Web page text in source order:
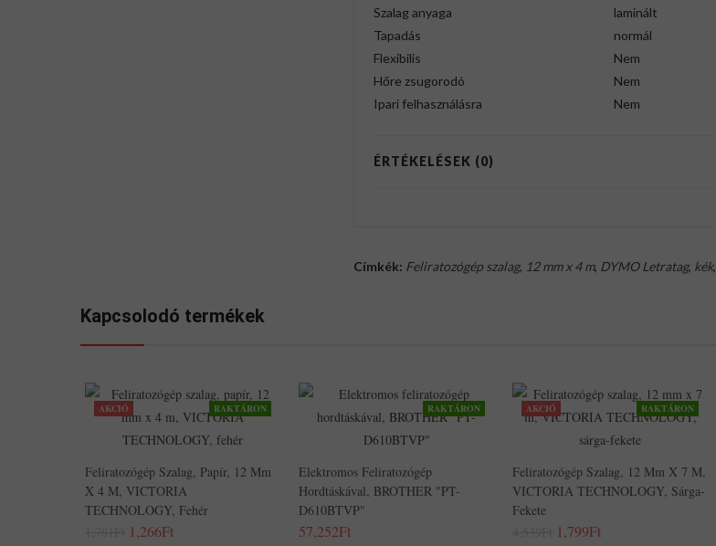
Szalag anyaga
laminált
Tapadás
normál
Flexibilis
Nem
Hőre zsugorodó
Nem
Ipari felhasználásra
Nem
ÉRTÉKELÉSEK (0)
Címkék: Feliratozógép szalag, 12 mm x 4 m, DYMO Letratag, kék,
Kapcsolodó termékek
AKCIÓ RAKTÁRON
Feliratozógép Szalag, Papír, 12 Mm
X 4 M, VICTORIA
TECHNOLOGY, Fehér
1,266Ft
RAKTÁRON
Elektromos Feliratozógép
Hordtáskával, BROTHER "PT-
D610BTVP"
57,252Ft
AKCIÓ RAKTÁRON
Feliratozógép Szalag, 12 Mm X 7 M,
VICTORIA TECHNOLOGY, Sárga-
Fekete
1,799Ft